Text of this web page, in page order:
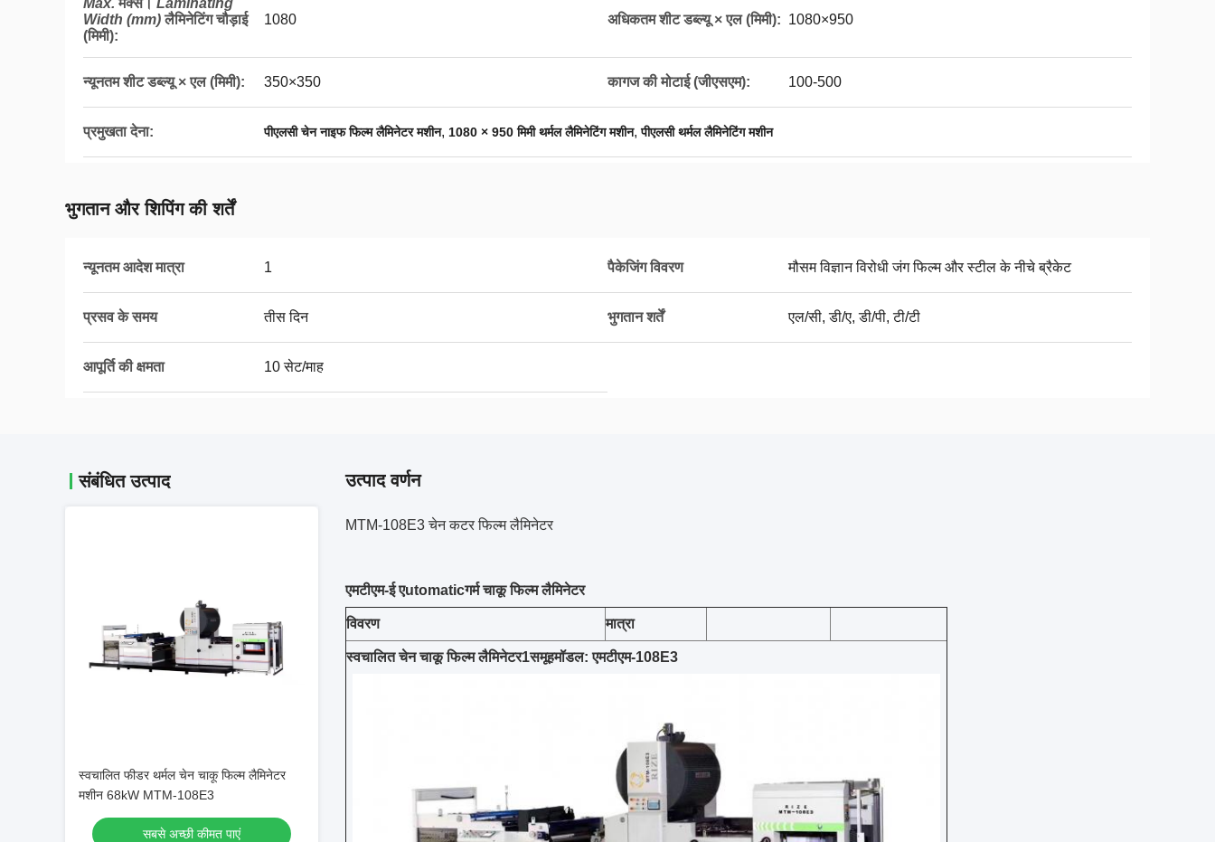
Max. मैक्स। Laminating
Width (mm) लैमिनेटिंग चौड़ाई
(मिमी):
1080 अधिकतम शीट डब्ल्यू × एल (मिमी): 1080×950
न्यूनतम शीट डब्ल्यू × एल (मिमी): 350×350 कागज की मोटाई (जीएसएम): 100-500
प्रमुखता देना: पीएलसी चेन नाइफ फिल्म लैमिनेटर मशीन, 1080 × 950 मिमी थर्मल लैमिनेटिंग मशीन,पीएलसी थर्मल लैमिनेटिंग मशीन
भुगतान और शिपिंग की शर्तें
न्यूनतम आदेश मात्रा 1 पैकेजिंग विवरण मौसम विज्ञान विरोधी जंग फिल्म और स्टील के नीचे ब्रैकेट
प्रसव के समय तीस दिन भुगतान शर्तें एल/सी, डी/ए, डी/पी, टी/टी
आपूर्ति की क्षमता 10 सेट/माह
संबंधित उत्पाद
स्वचालित फीडर थर्मल चेन चाकू फिल्म लैमिनेटर
मशीन 68kW MTM-108E3
सबसे अच्छी कीमत पाएं
उत्पाद वर्णन
MTM-108E3 चेन कटर फिल्म लैमिनेटर
एमटीएम-ई एutomaticगर्म चाकू फिल्म लैमिनेटर
विवरण मात्रा
स्वचालित चेन चाकू फिल्म लैमिनेटर1समूहमॉडल: एमटीएम-108E3